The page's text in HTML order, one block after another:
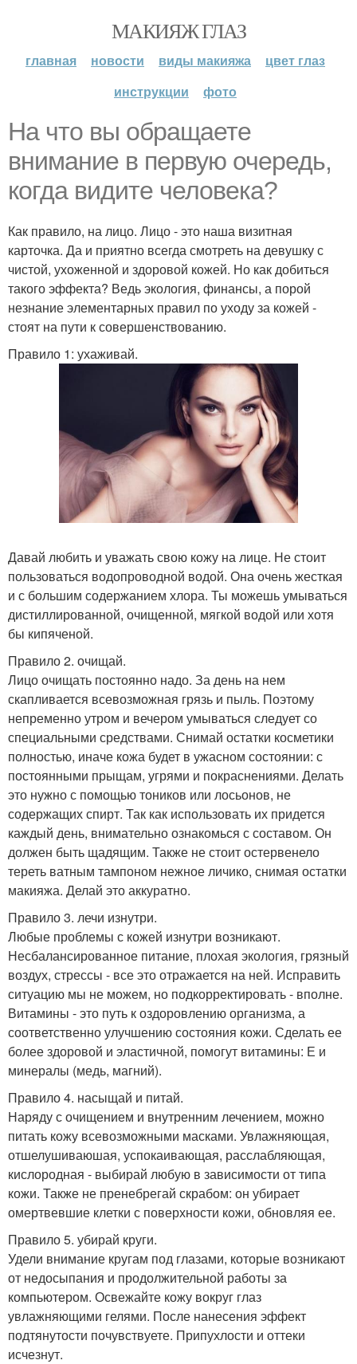
МАКИЯЖ ГЛАЗ
главная новости виды макияжа
цвет глаз
инструкции
фото
На что вы обращаете
внимание в первую очередь,
когда видите человека?
Как правило, на лицо. Лицо - это наша визитная
карточка. Да и приятно всегда смотреть на девушку с
чистой, ухоженной и здоровой кожей. Но как добиться
такого эффекта? Ведь экология, финансы, а порой
незнание элементарных правил по уходу за кожей -
стоят на пути к совершенствованию.
Правило 1: ухаживай.
Давай любить и уважать свою кожу на лице. Не стоит
пользоваться водопроводной водой. Она очень жесткая
и с большим содержанием хлора. Ты можешь умываться
дистиллированной, очищенной, мягкой водой или хотя
бы кипяченой.
Правило 2. очищай.
Лицо очищать постоянно надо. За день на нем
скапливается всевозможная грязь и пыль. Поэтому
непременно утром и вечером умываться следует со
специальными средствами. Снимай остатки косметики
полностью, иначе кожа будет в ужасном состоянии: с
постоянными прыщам, угрями и покраснениями. Делать
это нужно с помощью тоников или лосьонов, не
содержащих спирт. Так как использовать их придется
каждый день, внимательно ознакомься с составом. Он
должен быть щадящим. Также не стоит остервенело
тереть ватным тампоном нежное личико, снимая остатки
макияжа. Делай это аккуратно.
Правило 3. лечи изнутри.
Любые проблемы с кожей изнутри возникают.
Несбалансированное питание, плохая экология, грязный
воздух, стрессы - все это отражается на ней. Исправить
ситуацию мы не можем, но подкорректировать - вполне.
Витамины - это путь к оздоровлению организма, а
соответственно улучшению состояния кожи. Сделать ее
более здоровой и эластичной, помогут витамины: Е и
минералы (медь, магний).
Правило 4. насыщай и питай.
Наряду с очищением и внутренним лечением, можно
питать кожу всевозможными масками. Увлажняющая,
отшелушиваюшая, успокаивающая, расслабляющая,
кислородная - выбирай любую в зависимости от типа
кожи. Также не пренебрегай скрабом: он убирает
омертвевшие клетки с поверхности кожи, обновляя ее.
Правило 5. убирай круги.
Удели внимание кругам под глазами, которые возникают
от недосыпания и продолжительной работы за
компьютером. Освежайте кожу вокруг глаз
увлажняющими гелями. После нанесения эффект
подтянутости почувствуете. Припухлости и оттеки
исчезнут.